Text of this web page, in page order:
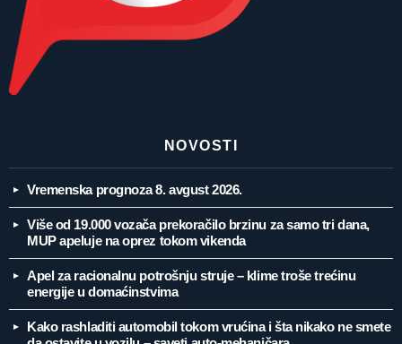
NOVOSTI
Vremenska prognoza 8. avgust 2026.
Više od 19.000 vozača prekoračilo brzinu za samo tri dana,
MUP apeluje na oprez tokom vikenda
Apel za racionalnu potrošnju struje – klime troše trećinu
energije u domaćinstvima
Kako rashladiti automobil tokom vrućina i šta nikako ne smete